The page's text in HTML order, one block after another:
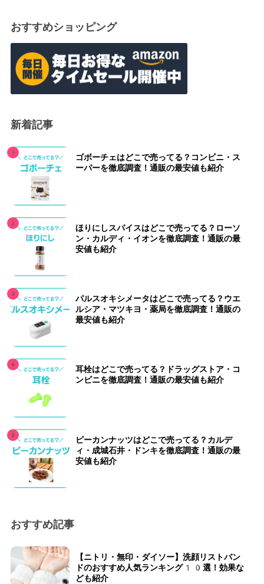
おすすめショッピング
新着記事
ゴボーチェはどこで売ってる？コンビニ・ス
ーパーを徹底調査！通販の最安値も紹介
ほりにしスパイスはどこで売ってる？ローソ
ン・カルディ・イオンを徹底調査！通販の最
安値も紹介
パルスオキシメータはどこで売ってる？ウエ
ルシア・マツキヨ・薬局を徹底調査！通販の
最安値も紹介
耳栓はどこで売ってる？ドラッグストア・コ
ンビニを徹底調査！通販の最安値も紹介
ピーカンナッツはどこで売ってる？カルデ
ィ・成城石井・ドンキを徹底調査！通販の最
安値も紹介
おすすめ記事
【ニトリ・無印・ダイソー】洗顔リストバン
ドのおすすめ人気ランキング10選！効果な
ども紹介